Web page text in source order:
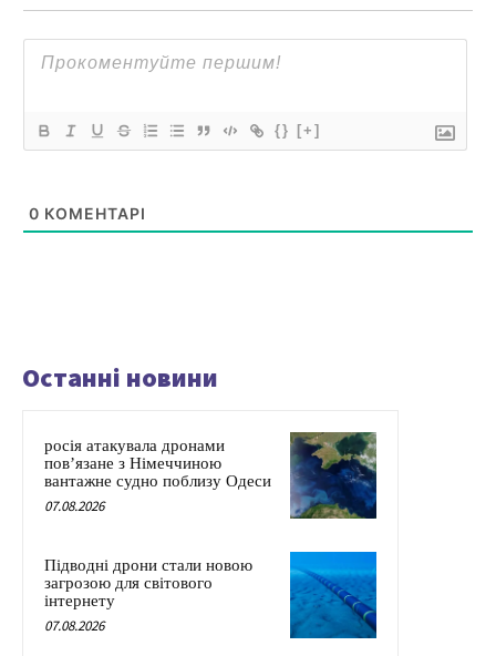
{} [+]
0 КОМЕНТАРІ
Останні новини
росія атакувала дронами
пов’язане з Німеччиною
вантажне судно поблизу Одеси
07.08.2026
Підводні дрони стали новою
загрозою для світового
інтернету
07.08.2026